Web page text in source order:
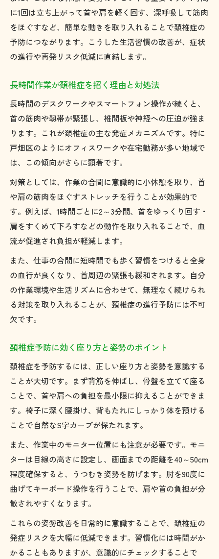
に1回は立ち上がって首や肩を軽く回す、深呼吸して筋肉
をほぐすなど、簡単な動きを取り入れることで頚椎症の
予防につながります。こうした生活習慣の改善が、症状
の進行や再発リスク低減に直結します。
長時間作業が頚椎症を招く理由と対処法
長時間のデスクワークやスマートフォン操作が続くと、
首の筋肉や靱帯が緊張し、椎間板や神経への圧迫が強ま
ります。これが頚椎症の主な発症メカニズムです。特に
戸畑区のようにオフィスワークや在宅勤務が多い地域で
は、この傾向がさらに顕著です。
対策としては、作業の合間に意識的に小休憩を取り、首
や肩の筋肉をほぐすストレッチを行うことが効果的で
す。例えば、1時間ごとに2～3分間、首をゆっくり回す・
肩をすくめて下ろすなどの動作を取り入れることで、血
流が促進され負担が軽減します。
また、仕事の合間に短時間でも歩く習慣をつけると全身
の血行が良くなり、首周辺の緊張も緩和されます。自分
の作業環境や生活リズムに合わせて、無理なく続けられ
る対策を取り入れることが、頚椎症の進行予防には不可
欠です。
頚椎症予防に効く座り方と姿勢のポイント
頚椎症を予防するには、正しい座り方と姿勢を意識する
ことが大切です。まず背筋を伸ばし、骨盤を立てて座る
ことで、首や肩への負担を最小限に抑えることができま
す。椅子に深く腰掛け、背もたれにしっかり体を預ける
ことで自然なS字カーブが保たれます。
また、作業中のモニター位置にも注意が必要です。モニ
ターは目線の高さに設定し、画面までの距離を40～50cm
程度確保すると、うつむき姿勢を防げます。肘を90度に
曲げてキーボード操作を行うことで、肩や首の負担が分
散されやすくなります。
これらの姿勢改善を日常的に意識することで、頚椎症の
発症リスクを大幅に低減できます。習慣化には時間がか
かることもありますが、意識的にチェックすることで